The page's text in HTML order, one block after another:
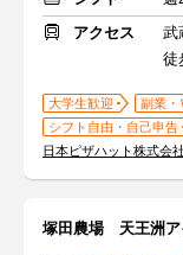
アクセス
武
徒
大学生歓迎 副業・
シフト自由・自己申告
日本ピザハット株式会
塚田農場 天王洲ア